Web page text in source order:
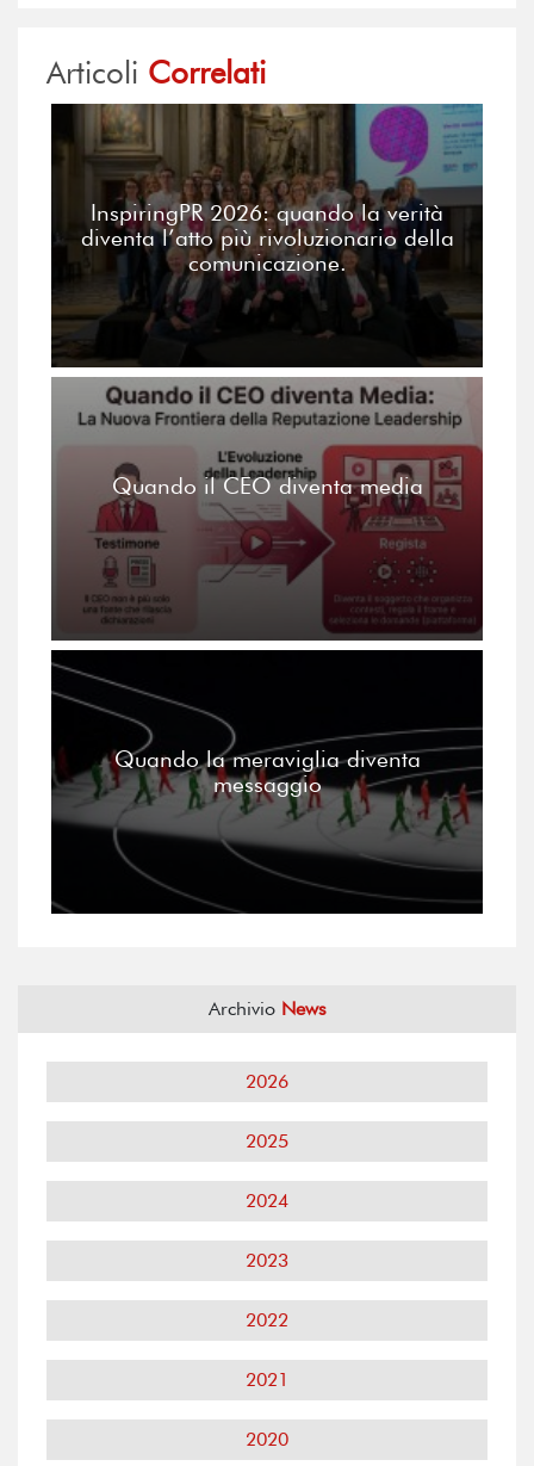
Articoli Correlati
InspiringPR 2026: quando la verità
diventa l’atto più rivoluzionario della
comunicazione.
Quando il CEO diventa media
Quando la meraviglia diventa
messaggio
Archivio News
2026
2025
2024
2023
2022
2021
2020